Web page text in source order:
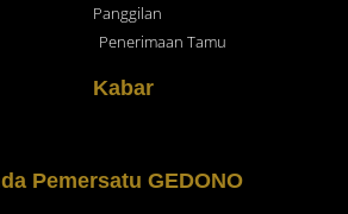
Panggilan
Penerimaan Tamu
Kabar
Pemersatu GEDONO